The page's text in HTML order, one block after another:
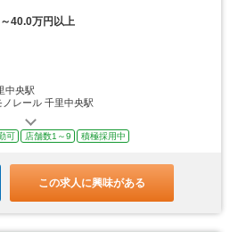
40.0万円以上
中央駅
レール 千里中央駅
可 店舗数1～9 積極採用中
この求人に興味がある